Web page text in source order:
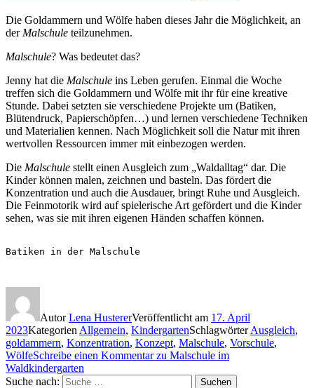
Die Goldammern und Wölfe haben dieses Jahr die Möglichkeit, an
der Malschule teilzunehmen.
Malschule? Was bedeutet das?
Jenny hat die Malschule ins Leben gerufen. Einmal die Woche
treffen sich die Goldammern und Wölfe mit ihr für eine kreative
Stunde. Dabei setzten sie verschiedene Projekte um (Batiken,
Blütendruck, Papierschöpfen…) und lernen verschiedene Techniken
und Materialien kennen. Nach Möglichkeit soll die Natur mit ihren
wertvollen Ressourcen immer mit einbezogen werden.
Die Malschule stellt einen Ausgleich zum „Waldalltag“ dar. Die
Kinder können malen, zeichnen und basteln. Das fördert die
Konzentration und auch die Ausdauer, bringt Ruhe und Ausgleich.
Die Feinmotorik wird auf spielerische Art gefördert und die Kinder
sehen, was sie mit ihren eigenen Händen schaffen können.
Batiken in der Malschule
AutorLena HustererVeröffentlicht am 17. April
2023Kategorien Allgemein, KindergartenSchlagwörterAusgleich,
goldammern, Konzentration, Konzept, Malschule, Vorschule,
WölfeSchreibe einen Kommentarzu Malschule im
Waldkindergarten
Suche nach:
Suchen